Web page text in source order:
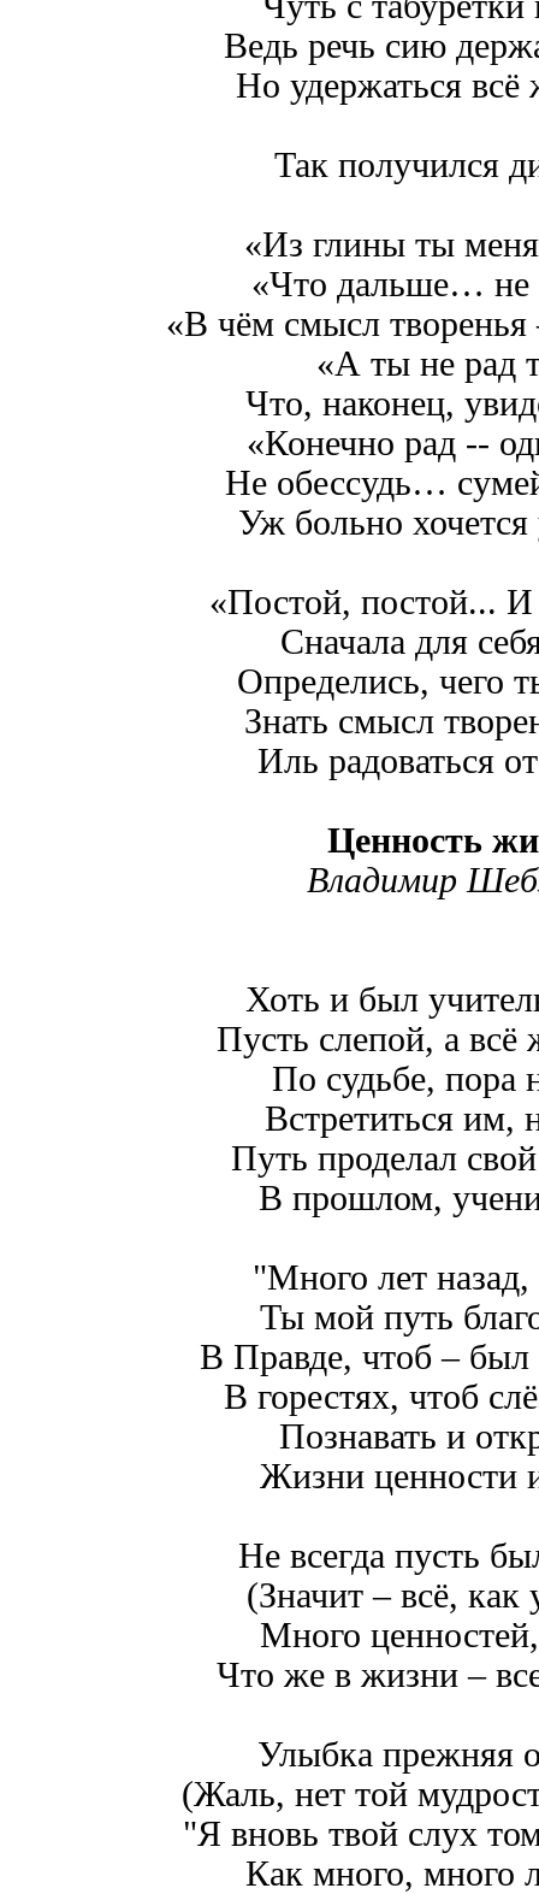
Ведь речь сию
Но удержаться
Так получился
«Из глины ты
«Что дальше… не
«В чём смысл творенья
«А ты не рад
Что, наконец,
«Конечно рад --
Не обессудь…
Уж больно хочется
«Постой, постой...
Сначала для
Определись, чего
Знать смысл
Иль радоваться
Ценность
Владимир
Хоть и был
Пусть слепой, а
По судьбе, пора
Встретиться им,
Путь проделал
В прошлом,
"Много лет назад,
Ты мой путь
В Правде, чтоб – был
В горестях, чтоб
Познавать и
Жизни ценности
Не всегда пусть
(Значит – всё,
Много
Что же в жизни –
Улыбка прежняя
(Жаль, нет той
"Я вновь твой слух
Как много, много